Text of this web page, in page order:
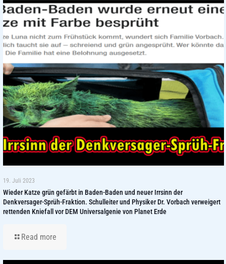
19. Juli 2023
Wieder Katze grün gefärbt in Baden-Baden und neuer Irrsinn der
Denkversager-Sprüh-Fraktion. Schulleiter und Physiker Dr. Vorbach verweigert
rettenden Kniefall vor DEM Universalgenie von Planet Erde
Read more